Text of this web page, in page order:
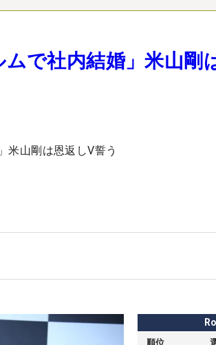
ムで社内結婚」米山剛
米山剛は恩返しV誓う
順位